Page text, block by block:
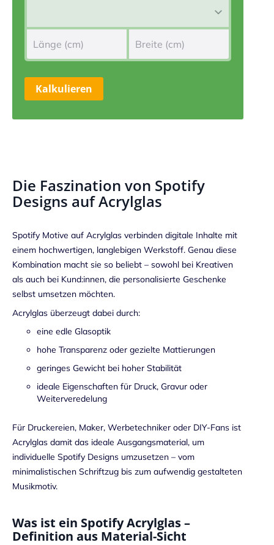
Kalkulieren
Die Faszination von Spotify
Designs auf Acrylglas
Spotify Motive auf Acrylglas verbinden digitale Inhalte mit
einem hochwertigen, langlebigen Werkstoff. Genau diese
Kombination macht sie so beliebt – sowohl bei Kreativen
als auch bei Kund:innen, die personalisierte Geschenke
selbst umsetzen möchten.
Acrylglas überzeugt dabei durch:
eine edle Glasoptik
hohe Transparenz oder gezielte Mattierungen
geringes Gewicht bei hoher Stabilität
ideale Eigenschaften für Druck, Gravur oder
Weiterveredelung
Für Druckereien, Maker, Werbetechniker oder DIY-Fans ist
Acrylglas damit das ideale Ausgangsmaterial, um
individuelle Spotify Designs umzusetzen – vom
minimalistischen Schriftzug bis zum aufwendig gestalteten
Musikmotiv.
Was ist ein Spotify Acrylglas –
Definition aus Material-Sicht